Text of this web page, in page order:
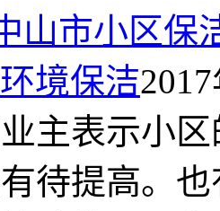
山市小区保
境保洁
主表示小
待提高。